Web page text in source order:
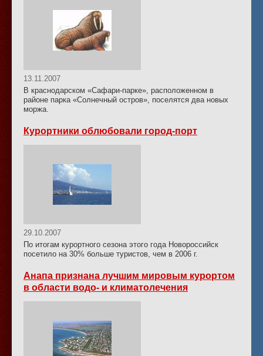
13.11.2007
В краснодарском «Сафари-парке», расположенном в
районе парка «Солнечный остров», поселятся два новых
моржа.
Курортники облюбовали город-порт
29.10.2007
По итогам курортного сезона этого года Новороссийск
посетило на 30% больше туристов, чем в 2006 г.
Анапа признана лучшим мировым курортом
в области водо- и климатолечения